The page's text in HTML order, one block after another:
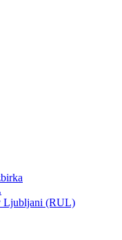
Ljubljani (RUL)